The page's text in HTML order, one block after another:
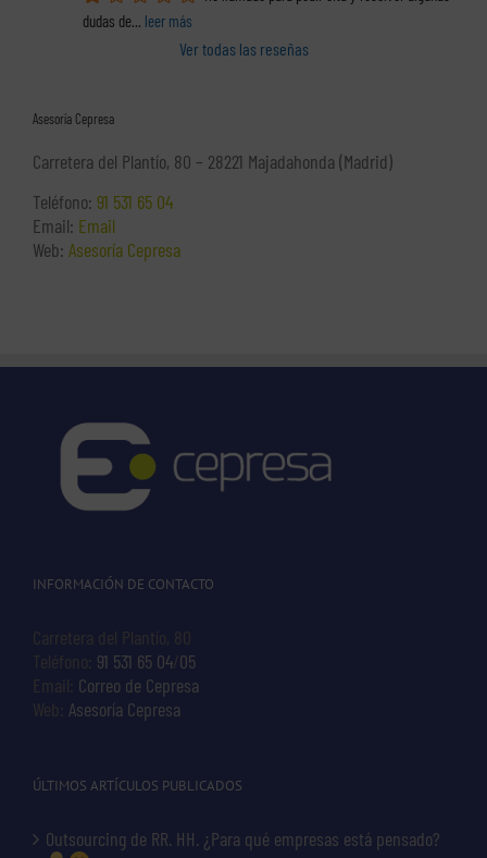
dudas de... leer más
Ver todas las reseñas
Asesoría Cepresa
Carretera del Plantío, 80 – 28221 Majadahonda (Madrid)
Teléfono: 91 531 65 04
Email: Email
Web: Asesoría Cepresa
INFORMACIÓN DE CONTACTO
Carretera del Plantío, 80
Teléfono: 91 531 65 04 05
Email: Correo de Cepresa
Web: Asesoría Cepresa
ÚLTIMOS ARTÍCULOS PUBLICADOS
Outsourcing de RR. HH. ¿Para qué empresas está pensado?